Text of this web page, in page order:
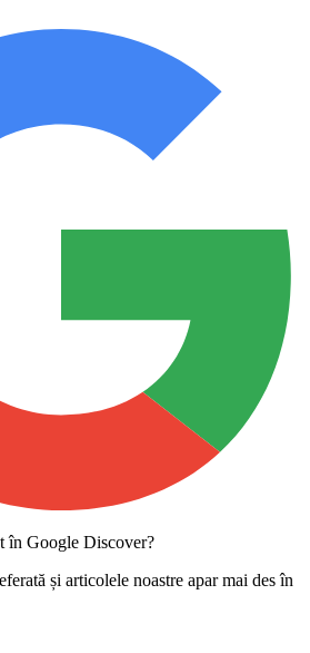
în Google Discover?
și articolele noastre apar mai des în